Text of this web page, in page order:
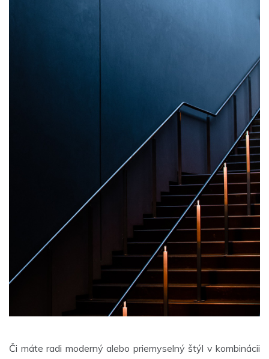
Či máte radi moderný alebo priemyselný štýl v kombinácii